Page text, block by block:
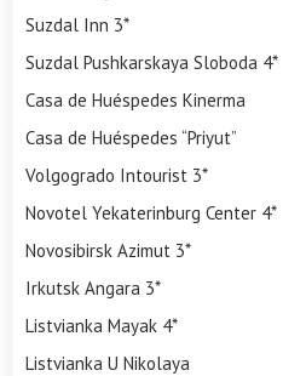
Suzdal Inn 3*
Suzdal Pushkarskaya Sloboda 4*
Casa de Huéspedes Kinerma
Casa de Huéspedes “Priyut”
Volgogrado Intourist 3*
Novotel Yekaterinburg Center 4*
Novosibirsk Azimut 3*
Irkutsk Angara 3*
Listvianka Mayak 4*
Listvianka U Nikolaya